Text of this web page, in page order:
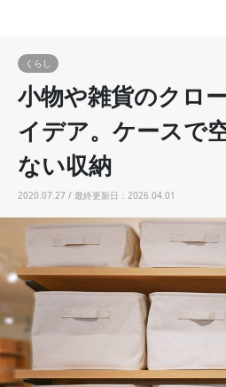
くらし
小物や雑貨のクロ
イデア。ケースで
ない収納
2020.07.27 / 最終更新日：2026.04.01